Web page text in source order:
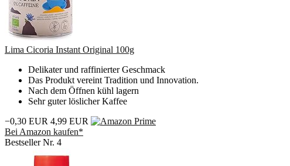
Lima Cicoria Instant Original 100g
Delikater und raffinierter Geschmack
Das Produkt vereint Tradition und Innovation.
Nach dem Öffnen kühl lagern
Sehr guter löslicher Kaffee
−0,30 EUR 4,99 EUR
Bei Amazon kaufen*
Bestseller Nr. 4